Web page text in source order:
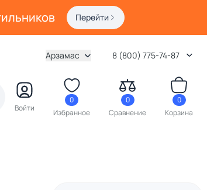
Перейти
Арзамас 8 (800) 775-74-87
Войти
0
Избранное
0
Сравнение
0
Корзина